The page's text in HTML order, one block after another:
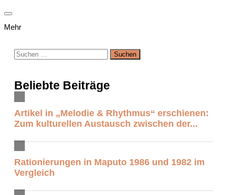
Mehr
Suchen
nach:
Beliebte Beiträge
Artikel in „Melodie & Rhythmus“ erschienen:
Zum kulturellen Austausch zwischen der...
Rationierungen in Maputo 1986 und 1982 im
Vergleich